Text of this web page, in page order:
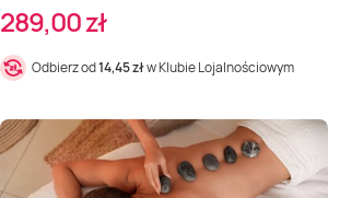
289,00 zł
Odbierz od14,45 złw Klubie Lojalnościowym